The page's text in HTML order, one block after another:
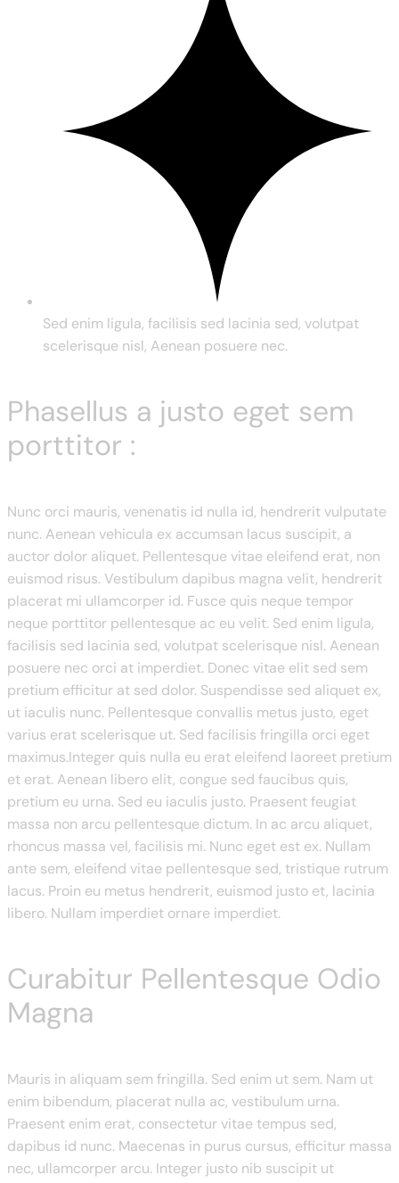
Sed enim ligula, facilisis sed lacinia sed, volutpat
scelerisque nisl, Aenean posuere nec.
Phasellus a justo eget sem
porttitor :
Nunc orci mauris, venenatis id nulla id, hendrerit vulputate
nunc. Aenean vehicula ex accumsan lacus suscipit, a
auctor dolor aliquet. Pellentesque vitae eleifend erat, non
euismod risus. Vestibulum dapibus magna velit, hendrerit
placerat mi ullamcorper id. Fusce quis neque tempor
neque porttitor pellentesque ac eu velit. Sed enim ligula,
facilisis sed lacinia sed, volutpat scelerisque nisl. Aenean
posuere nec orci at imperdiet. Donec vitae elit sed sem
pretium efficitur at sed dolor. Suspendisse sed aliquet ex,
ut iaculis nunc. Pellentesque convallis metus justo, eget
varius erat scelerisque ut. Sed facilisis fringilla orci eget
maximus.Integer quis nulla eu erat eleifend laoreet pretium
et erat. Aenean libero elit, congue sed faucibus quis,
pretium eu urna. Sed eu iaculis justo. Praesent feugiat
massa non arcu pellentesque dictum. In ac arcu aliquet,
rhoncus massa vel, facilisis mi. Nunc eget est ex. Nullam
ante sem, eleifend vitae pellentesque sed, tristique rutrum
lacus. Proin eu metus hendrerit, euismod justo et, lacinia
libero. Nullam imperdiet ornare imperdiet.
Curabitur Pellentesque Odio
Magna
Mauris in aliquam sem fringilla. Sed enim ut sem. Nam ut
enim bibendum, placerat nulla ac, vestibulum urna.
Praesent enim erat, consectetur vitae tempus sed,
dapibus id nunc. Maecenas in purus cursus, efficitur massa
nec, ullamcorper arcu. Integer justo nib suscipit ut